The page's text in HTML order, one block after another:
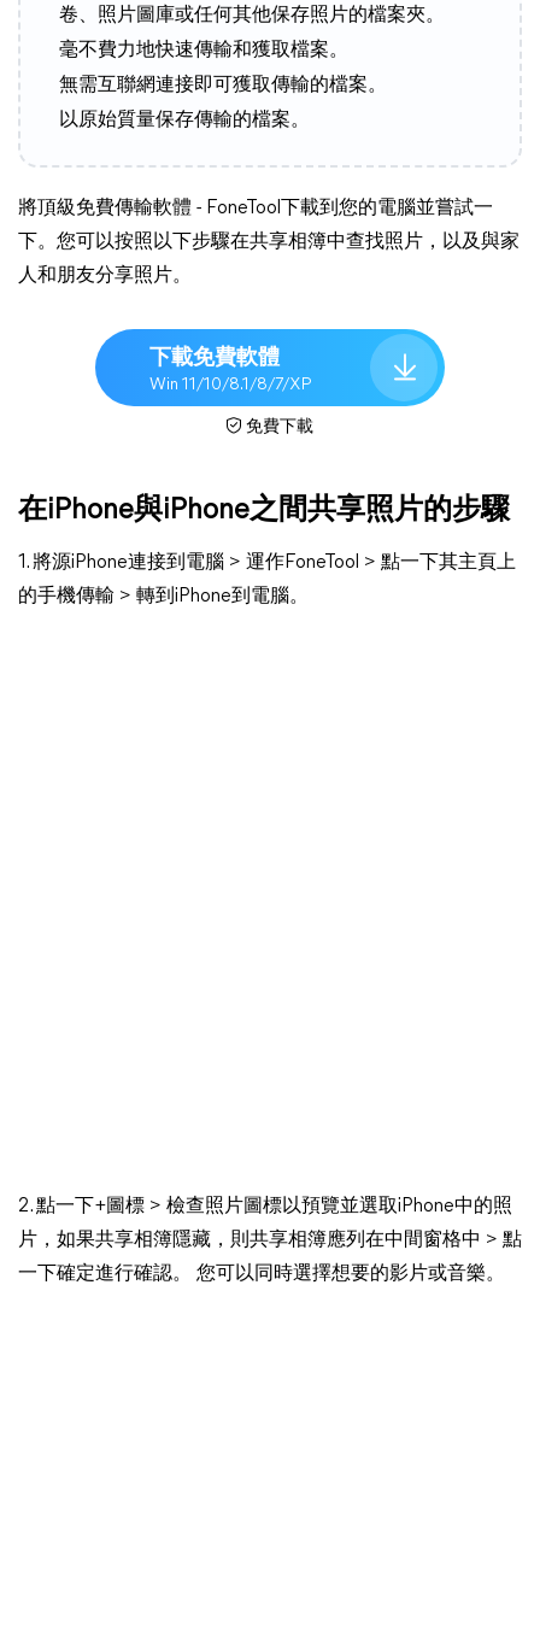
卷、照片圖庫或任何其他保存照片的檔案夾。
毫不費力地快速傳輸和獲取檔案。
無需互聯網連接即可獲取傳輸的檔案。
以原始質量保存傳輸的檔案。
將頂級免費傳輸軟體 - FoneTool下載到您的電腦並嘗試一
下。您可以按照以下步驟在共享相簿中查找照片，以及與家
人和朋友分享照片。
下載免費軟體
Win 11/10/8.1/8/7/XP
免費下載
在iPhone與iPhone之間共享照片的步驟
1. 將源iPhone連接到電腦 > 運作FoneTool > 點一下其主頁上
的手機傳輸 > 轉到iPhone到電腦。
2. 點一下+圖標 > 檢查照片圖標以預覽並選取iPhone中的照
片，如果共享相簿隱藏，則共享相簿應列在中間窗格中 > 點
一下確定進行確認。 您可以同時選擇想要的影片或音樂。